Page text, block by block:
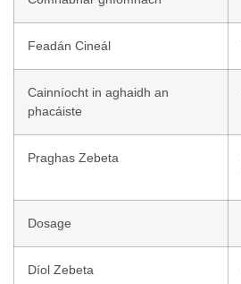
Feadán Cineál
Cainníocht in aghaidh an
phacáiste
Praghas Zebeta
Dosage
Díol Zebeta